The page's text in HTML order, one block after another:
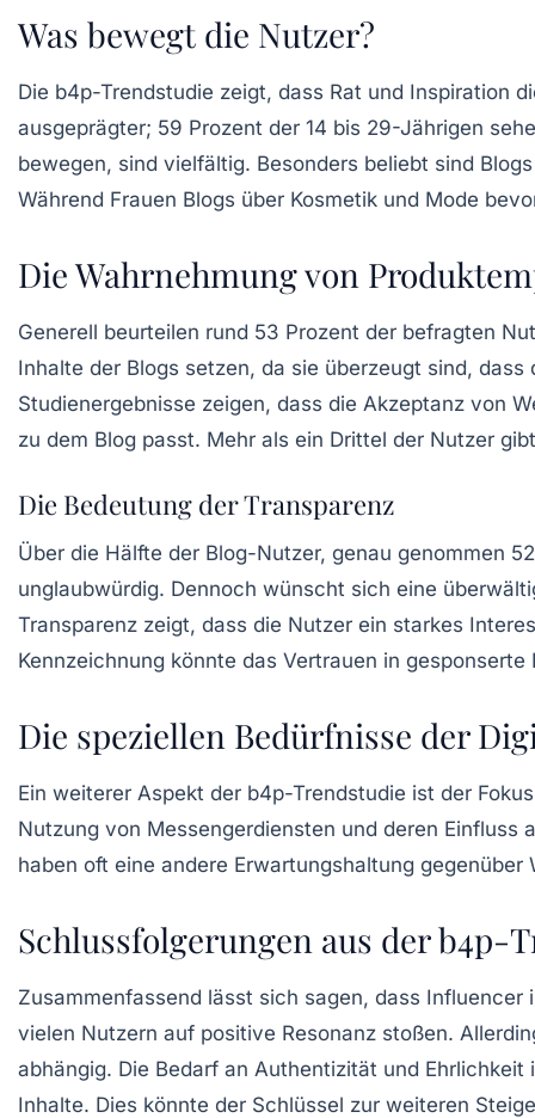
Was bewegt die Nutzer?
Die b4p-Trendstudie zeigt, dass Rat und Inspiration
ausgeprägter; 59 Prozent der 14 bis 29-Jährigen
bewegen, sind vielfältig. Besonders beliebt sind
Während Frauen Blogs über Kosmetik und Mode
Die Wahrnehmung von
Generell beurteilen rund 53 Prozent der befragten
Inhalte der Blogs setzen, da sie überzeugt sind,
Studienergebnisse zeigen, dass die Akzeptanz von
zu dem Blog passt. Mehr als ein Drittel der Nutzer
Die Bedeutung der Transparenz
Über die Hälfte der Blog-Nutzer, genau genommen
unglaubwürdig. Dennoch wünscht sich eine
Transparenz zeigt, dass die Nutzer ein starkes
Kennzeichnung könnte das Vertrauen in
Die speziellen Bedürfnisse der
Ein weiterer Aspekt der b4p-Trendstudie ist der
Nutzung von Messengerdiensten und deren
haben oft eine andere Erwartungshaltung
Schlussfolgerungen aus der b4p-
Zusammenfassend lässt sich sagen, dass
vielen Nutzern auf positive Resonanz stoßen.
abhängig. Die Bedarf an Authentizität und
Inhalte. Dies könnte der Schlüssel zur weiteren